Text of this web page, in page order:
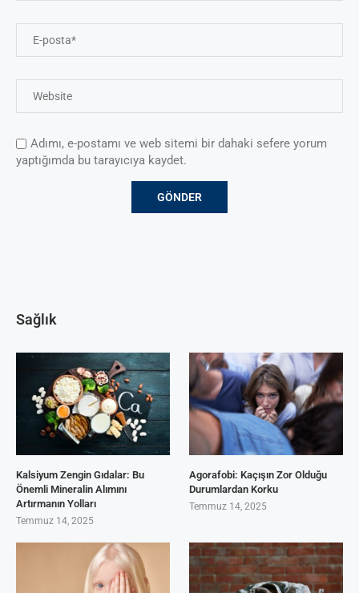
Adımı, e-postamı ve web sitemi bir dahaki sefere yorum
yaptığımda bu tarayıcıya kaydet.
Sağlık
Kalsiyum Zengin Gıdalar: Bu
Önemli Mineralin Alımını
Artırmanın Yolları
Temmuz 14, 2025
Agorafobi: Kaçışın Zor Olduğu
Durumlardan Korku
Temmuz 14, 2025